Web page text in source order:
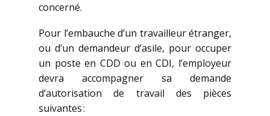
concerné.
Pour l’embauche d’un travailleur étranger,
ou d’un demandeur d’asile, pour occuper
un poste en CDD ou en CDI, l’employeur
devra accompagner sa demande
d’autorisation de travail des pièces
suivantes :